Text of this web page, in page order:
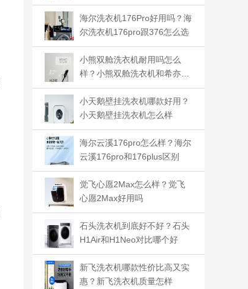
哪个更好
海尔洗衣机176Pro好用吗？海
尔洗衣机176pro跟376怎么选
小熊双舱洗衣机耐用吗怎么
样？小熊双舱洗衣机和希亦哪
个好
小天鹅壁挂洗衣机哪款好用？
小天鹅壁挂洗衣机怎么样
海尔云溪176pro怎么样？海尔
云溪176pro和176plus区别
觉飞心愿2Max怎么样？觉飞
心愿2Max好用吗
石头洗衣机到底好不好？石头
H1Air和H1Neo对比哪个好
新飞洗衣机哪款性价比高又实
惠？新飞洗衣机质量怎样